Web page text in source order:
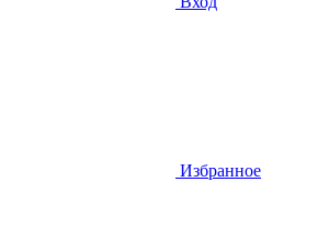
Избранное